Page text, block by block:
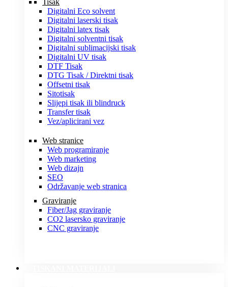
Tisak
Digitalni Eco solvent
Digitalni laserski tisak
Digitalni latex tisak
Digitalni solventni tisak
Digitalni sublimacijski tisak
Digitalni UV tisak
DTF Tisak
DTG Tisak / Direktni tisak
Offsetni tisak
Sitotisak
Slijepi tisak ili blindruck
Transfer tisak
Vez/aplicirani vez
Web stranice
Web programiranje
Web marketing
Web dizajn
SEO
Održavanje web stranica
Graviranje
Fiber/Jag graviranje
CO2 lasersko graviranje
CNC graviranje